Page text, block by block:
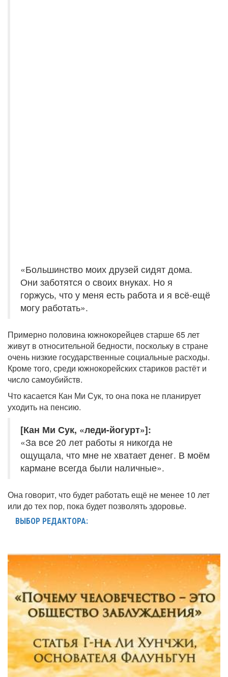
«Большинство моих друзей сидят дома.
Они заботятся о своих внуках. Но я
горжусь, что у меня есть работа и я всё-ещё
могу работать».
Примерно половина южнокорейцев старше 65 лет
живут в относительной бедности, поскольку в стране
очень низкие государственные социальные расходы.
Кроме того, среди южнокорейских стариков растёт и
число самоубийств.
Что касается Кан Ми Сук, то она пока не планирует
уходить на пенсию.
[Кан Ми Сук, «леди-йогурт»]:
«За все 20 лет работы я никогда не
ощущала, что мне не хватает денег. В моём
кармане всегда были наличные».
Она говорит, что будет работать ещё не менее 10 лет
или до тех пор, пока будет позволять здоровье.
ВЫБОР РЕДАКТОРА: